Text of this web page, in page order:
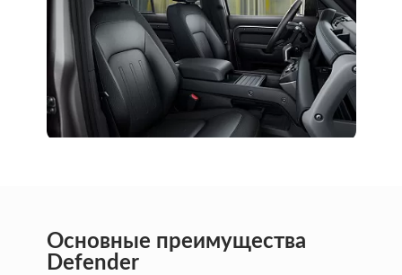
Основные преимущества
Defender